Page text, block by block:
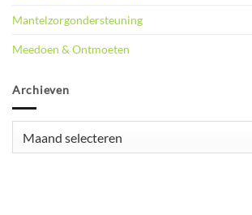
Mantelzorgondersteuning
Meedoen & Ontmoeten
Archieven